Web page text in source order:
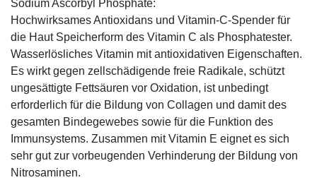
Sodium Ascorbyl Phosphate:
Hochwirksames Antioxidans und Vitamin-C-Spender für
die Haut Speicherform des Vitamin C als Phosphatester.
Wasserlösliches Vitamin mit antioxidativen Eigenschaften.
Es wirkt gegen zellschädigende freie Radikale, schützt
ungesättigte Fettsäuren vor Oxidation, ist unbedingt
erforderlich für die Bildung von Collagen und damit des
gesamten Bindegewebes sowie für die Funktion des
Immunsystems. Zusammen mit Vitamin E eignet es sich
sehr gut zur vorbeugenden Verhinderung der Bildung von
Nitrosaminen.